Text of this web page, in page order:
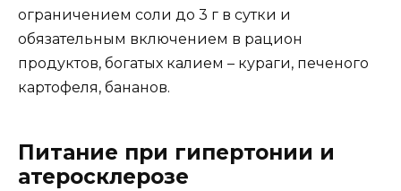
ограничением соли до 3 г в сутки и
обязательным включением в рацион
продуктов, богатых калием – кураги, печеного
картофеля, бананов.
Питание при гипертонии и
атеросклерозе